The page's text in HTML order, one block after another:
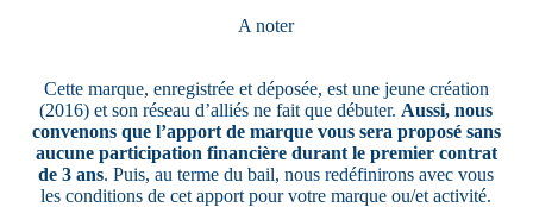
A noter
Cette marque, enregistrée et déposée, est une jeune création
(2016) et son réseau d’alliés ne fait que débuter. Aussi, nous
convenons que l’apport de marque vous sera proposé sans
aucune participation financière durant le premier contrat
de 3 ans. Puis, au terme du bail, nous redéfinirons avec vous
les conditions de cet apport pour votre marque ou/et activité.